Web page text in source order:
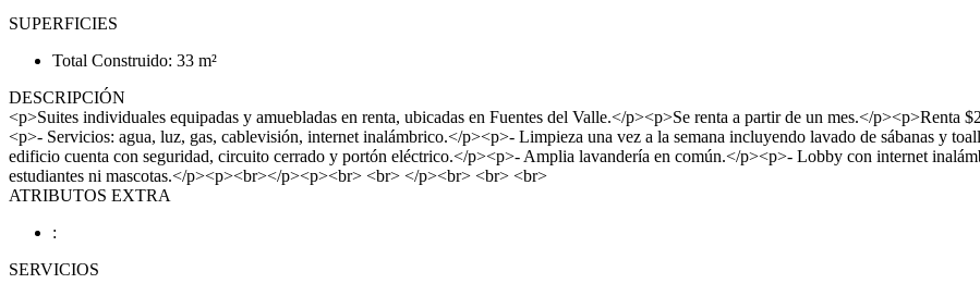
SUPERFICIES
Total Construido: 33 m²
DESCRIPCIÓN
<p>Suites individuales equipadas y amuebladas en renta, ubicadas en Fuentes del Valle.</p><p>Se renta a partir de un mes.</
<p>- Servicios: agua, luz, gas, cablevisión, internet inalámbrico.</p><p>- Limpieza una vez a la semana incluyendo lavado de sábanas y
edificio cuenta con seguridad, circuito cerrado y portón eléctrico.</p><p>- Amplia lavandería en común.</p><p>- Lobby con internet
estudiantes ni mascotas.</p><p><br></p><p><br> <br> </p><br> <br> <br>
ATRIBUTOS EXTRA
:
SERVICIOS